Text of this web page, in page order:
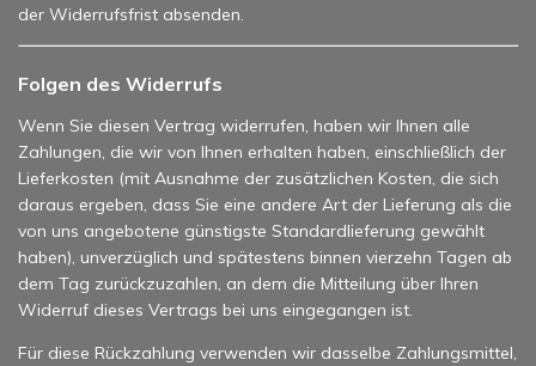
der Widerrufsfrist absenden.
Folgen des Widerrufs
Wenn Sie diesen Vertrag widerrufen, haben wir Ihnen alle
Zahlungen, die wir von Ihnen erhalten haben, einschließlich der
Lieferkosten (mit Ausnahme der zusätzlichen Kosten, die sich
daraus ergeben, dass Sie eine andere Art der Lieferung als die
von uns angebotene günstigste Standardlieferung gewählt
haben), unverzüglich und spätestens binnen vierzehn Tagen ab
dem Tag zurückzuzahlen, an dem die Mitteilung über Ihren
Widerruf dieses Vertrags bei uns eingegangen ist.
Für diese Rückzahlung verwenden wir dasselbe Zahlungsmittel,